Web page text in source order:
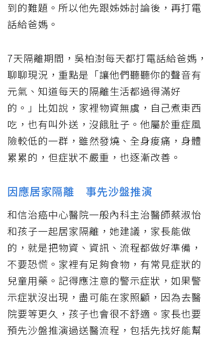
到的難題。所以他先跟姊姊討論後，再打電
話給爸媽。
7天隔離期間，吳柏澍每天都打電話給爸媽，
聊聊現況，重點是「讓他們聽聽你的聲音有
元氣、知道每天的隔離生活都過得滿好
的。」比如說，家裡物資無虞，自己煮東西
吃，也有叫外送，沒餓肚子。他屬於重症風
險較低的一群，雖然發燒、全身痠痛，身體
累累的，但症狀不嚴重，也逐漸改善。
因應居家隔離 事先沙盤推演
和信治癌中心醫院一般內科主治醫師蔡淑怡
和孩子一起居家隔離，她建議，家長能做
的，就是把物資、資訊、流程都做好準備，
不要恐慌。家裡有足夠食物，有常見症狀的
兒童用藥。記得應注意的警示症狀，如果警
示症狀沒出現，盡可能在家照顧，因為去醫
院要等更久，孩子也會很不舒適。家長也要
預先沙盤推演過送醫流程，包括先找好能幫